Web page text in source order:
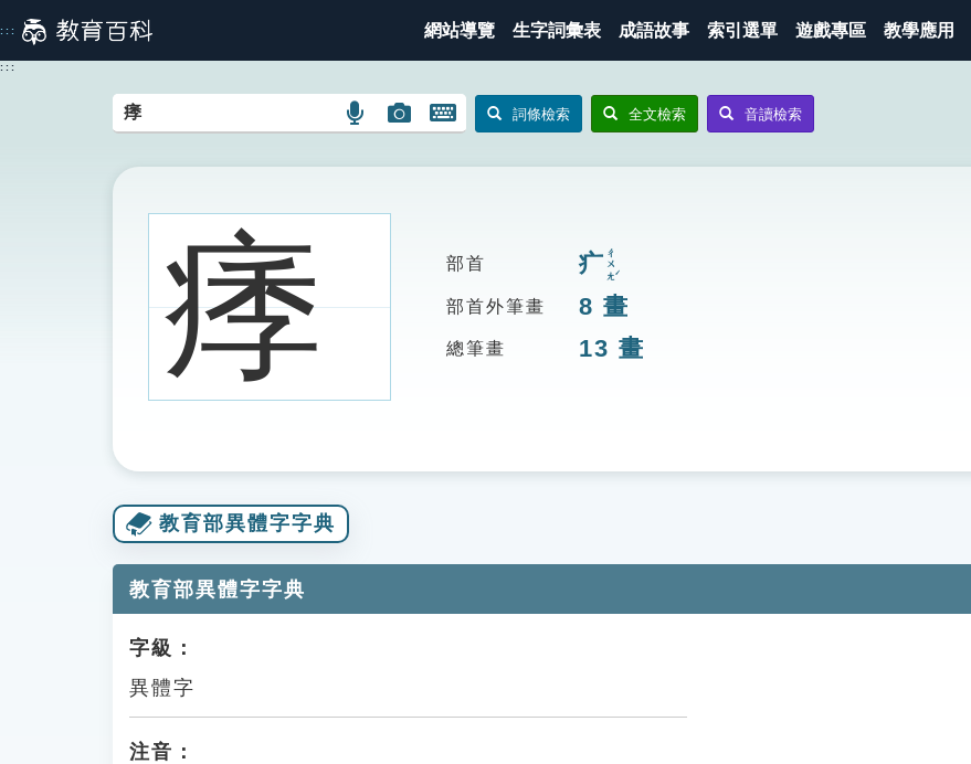
到
主
::: 網站導覽 生字詞彙表 成語故事 索引選單 遊戲專區 教學應用
:::
語
搜
圖
圖
搜
開
鍵
詞條檢索 全文檢索 音讀檢索
痵 部首 疒ㄔㄨㄤˊ
部首外筆畫 8 畫
總筆畫 13 畫
教育部異體字字典
教育部異體字字典
字級：
異體字
注音：